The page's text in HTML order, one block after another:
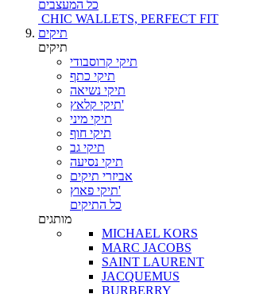
כל המעצבים
CHIC WALLETS, PERFECT FIT
תיקים
תיקים
תיקי קרוסבודי
תיקי כתף
תיקי נשיאה
תיקי קלאץ'
תיקי מיני
תיקי חוף
תיקי גב
תיקי נסיעה
אביזרי תיקים
תיקי פאוץ'
כל התיקים
מותגים
MICHAEL KORS
MARC JACOBS
SAINT LAURENT
JACQUEMUS
BURBERRY